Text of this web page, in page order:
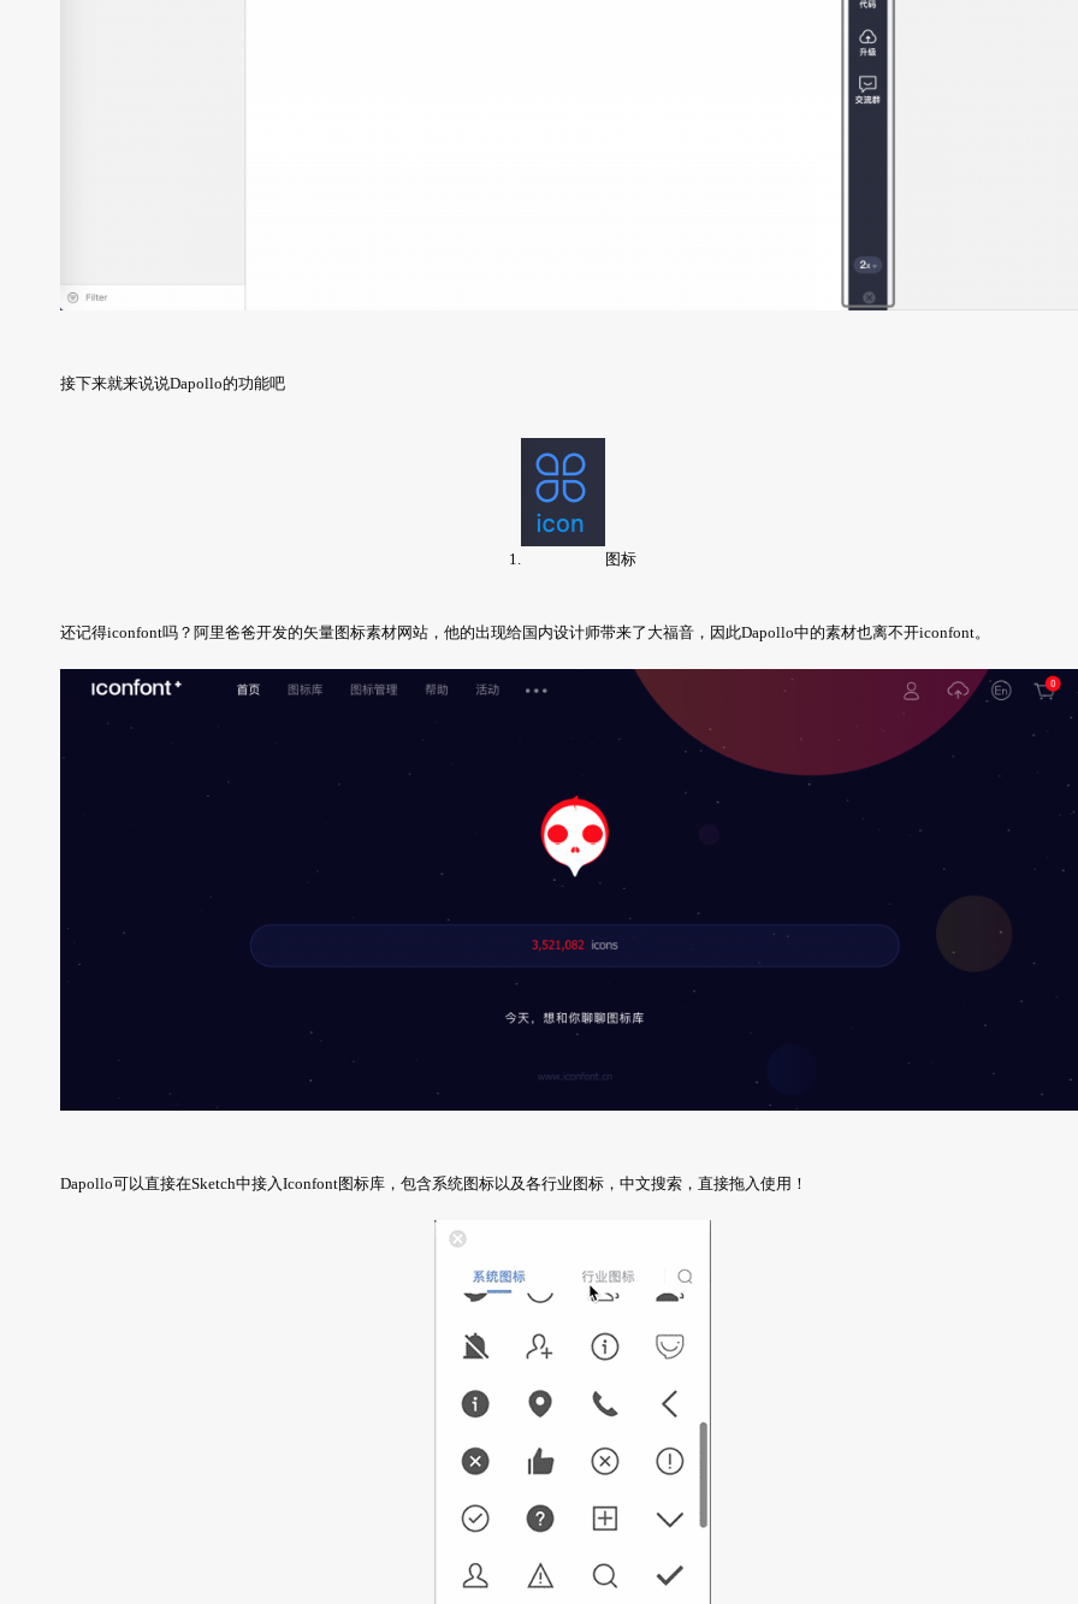
接下来就来说说Dapollo的功能吧
1. 图标
还记得iconfont吗？阿里爸爸开发的矢量图标素材网站，他的出现给国内设计师带来了大福音，因此Dapollo中的素材也离不开iconfont。
Dapollo可以直接在Sketch中接入Iconfont图标库，包含系统图标以及各行业图标，中文搜索，直接拖入使用！